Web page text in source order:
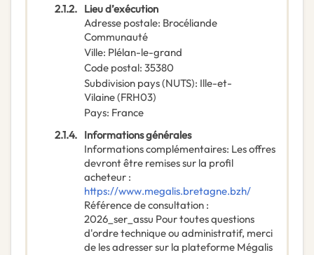
2.1.2. Lieu d’exécution
Adresse postale: Brocéliande
Communauté
Ville: Plélan-le-grand
Code postal: 35380
Subdivision pays (NUTS): Ille-et-
Vilaine(FRH03)
Pays: France
2.1.4. Informations générales
Informations complémentaires: Les offres
devront être remises sur la profil
acheteur :
https://www.megalis.bretagne.bzh/
Référence de consultation :
2026_ser_assu Pour toutes questions
d'ordre technique ou administratif, merci
de les adresser sur la plateforme Mégalis